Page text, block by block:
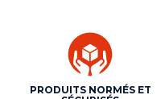
PRODUITS NORMÉS ET